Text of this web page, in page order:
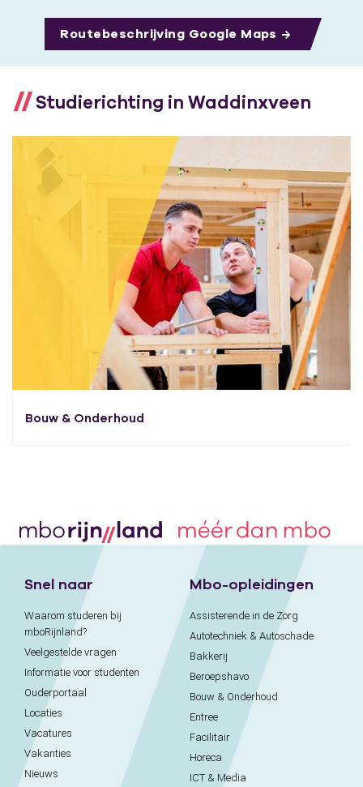
Routebeschrijving Google Maps
Studierichting in Waddinxveen
Bouw & Onderhoud
Snel naar
Waarom studeren bij
mboRijnland?
Veelgestelde vragen
Informatie voor studenten
Ouderportaal
Locaties
Vacatures
Vakanties
Nieuws
Mbo-opleidingen
Assisterende in de Zorg
Autotechniek & Autoschade
Bakkerij
Beroepshavo
Bouw & Onderhoud
Entree
Facilitair
Horeca
ICT & Media